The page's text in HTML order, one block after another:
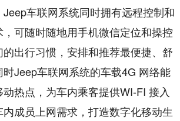
车联网系统同时拥有远程控制和
可随时随地用手机微信定位和操控
出行习惯，安排和推荐最便捷、舒
Jeep车联网系统的车载4G 网络能
热点，为车内乘客提供WI-FI 接入
成员上网需求，打造数字化移动生